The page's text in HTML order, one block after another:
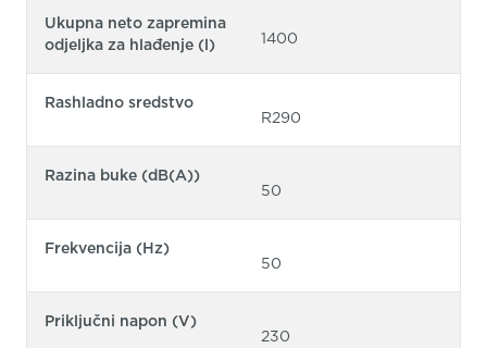
Ukupna neto zapremina
odjeljka za hlađenje (l)
1400
Rashladno sredstvo
R290
Razina buke (dB(A))
50
Frekvencija (Hz)
50
Priključni napon (V)
230